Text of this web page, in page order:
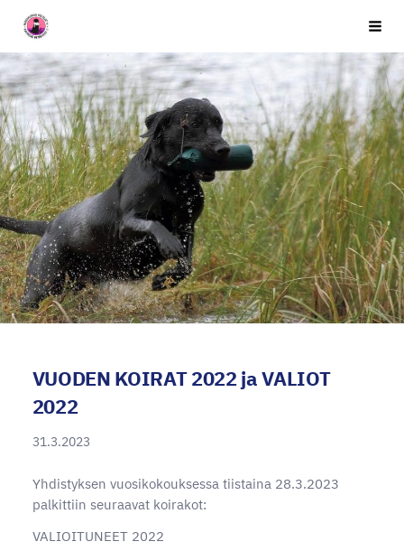
Siirry
sivun
sisältöön
Seuran nimi
VUODEN KOIRAT 2022 ja VALIOT
2022
31.3.2023
Yhdistyksen vuosikokouksessa tiistaina 28.3.2023
palkittiin seuraavat koirakot:
VALIOITUNEET 2022